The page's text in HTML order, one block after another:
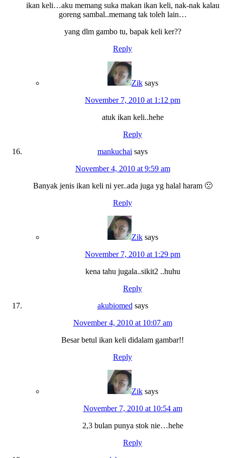
ikan keli…aku memang suka makan ikan keli, nak-nak kalau
goreng sambal..memang tak toleh lain…
yang dlm gambo tu, bapak keli ker??
Reply
Zik says
November 7, 2010 at 1:12 pm
atuk ikan keli..hehe
Reply
mankuchai says
November 4, 2010 at 9:59 am
Banyak jenis ikan keli ni yer..ada juga yg halal haram 🙁
Reply
Zik says
November 7, 2010 at 1:29 pm
kena tahu jugala..sikit2 ..huhu
Reply
akubiomed says
November 4, 2010 at 10:07 am
Besar betul ikan keli didalam gambar!!
Reply
Zik says
November 7, 2010 at 10:54 am
2,3 bulan punya stok nie…hehe
Reply